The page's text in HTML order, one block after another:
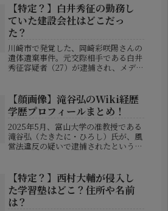
【特定？】白井秀征の勤務し
ていた建設会社はどこだっ
た？
川崎市で発覚した、岡崎彩咲陽さんの
遺体遺棄事件。元交際相手である白井
秀征容疑者（27）が逮捕され、メディ
いるのが、「彼が以前勤めていた建設
会社はどこだったのか？」という点...
【顔画像】滝谷弘のWiki経歴
学歴プロフィールまとめ！
2025年5月、富山大学の准教授である
滝谷弘（たきたに・ひろし）氏が、風
営法違反の疑いで逮捕されたという報
きはメンズエステとして営業していた
店舗の実質的な経営に関与していた
と...
【特定？】西村大輔が侵入し
た学習塾はどこ？住所や名前
は？